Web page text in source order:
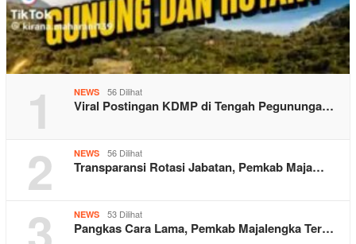
1 NEWS 56 Dilihat
Viral Postingan KDMP di Tengah Pegununga…
2 NEWS 56 Dilihat
Transparansi Rotasi Jabatan, Pemkab Maja…
NEWS 53 Dilihat
Pangkas Cara Lama, Pemkab Majalengka Ter…